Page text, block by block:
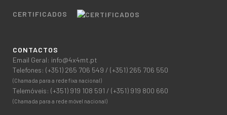
CERTIFICADOS
CONTACTOS
Email Geral: info@4x4mt.pt
Telefones: (+351) 265 706 549 / (+351) 265 706 550
(Chamada para a rede fixa nacional)
Telemóveis: (+351) 919 108 591 / (+351) 919 800 660
(Chamada para a rede móvel nacional)